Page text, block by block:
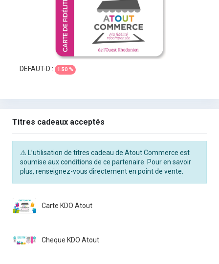
DEFAUT-D : 1.50 %
Titres cadeaux acceptés
⚠️ L’utilisation de titres cadeau de Atout Commerce est
soumise aux conditions de ce partenaire. Pour en savoir
plus, renseignez-vous directement en point de vente.
Carte KDO Atout
Cheque KDO Atout